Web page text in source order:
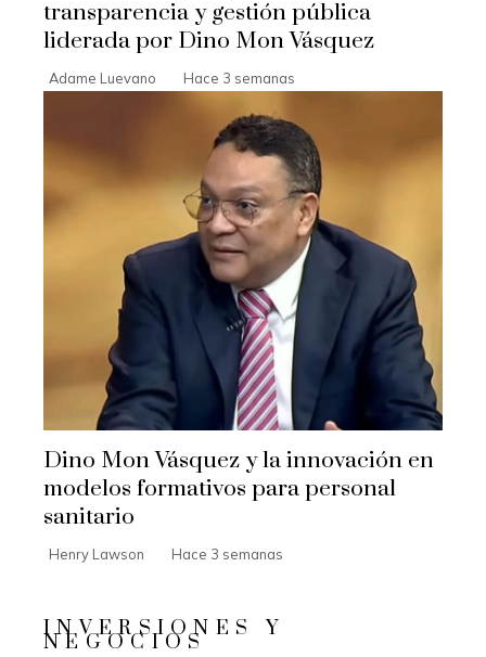
transparencia y gestión pública
liderada por Dino Mon Vásquez
Adame Luevano Hace 3 semanas
Dino Mon Vásquez y la innovación en
modelos formativos para personal
sanitario
Henry Lawson Hace 3 semanas
INVERSIONES Y
NEGOCIOS